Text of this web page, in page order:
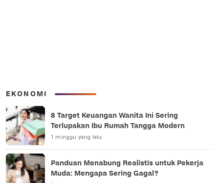
EKONOMI
8 Target Keuangan Wanita Ini Sering
Terlupakan Ibu Rumah Tangga Modern
1 minggu yang lalu
Panduan Menabung Realistis untuk Pekerja
Muda: Mengapa Sering Gagal?